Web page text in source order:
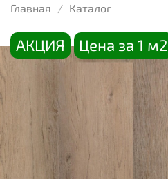
Главная Каталог
АКЦИЯ Цена за 1 м2